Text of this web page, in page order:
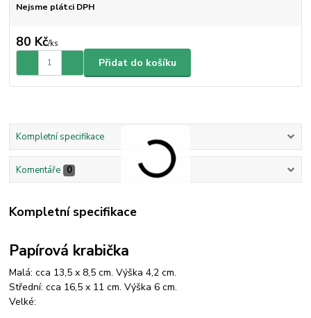
Nejsme plátci DPH
80 Kč/ks
Přidat do košíku
Kompletní specifikace
Komentáře 0
Kompletní specifikace
Papírová krabička
Malá: cca 13,5 x 8,5 cm. Výška 4,2 cm.
Střední: cca 16,5 x 11 cm. Výška 6 cm.
Velké: